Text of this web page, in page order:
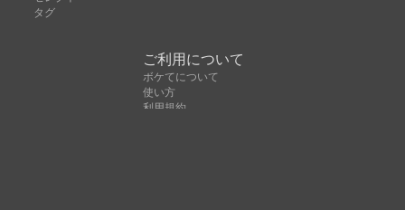
タグ
ご利用について
ボケてについて
使い方
利用規約